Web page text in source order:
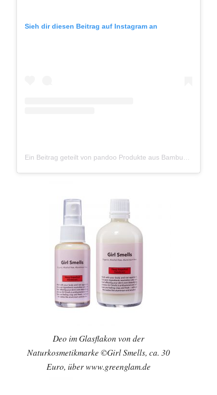
Sieh dir diesen Beitrag auf Instagram an
Deo im Glasflakon von der
Naturkosmetikmarke ©Girl Smells, ca. 30
Euro, über www.greenglam.de